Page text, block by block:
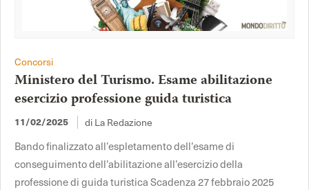
Concorsi
Ministero del Turismo. Esame abilitazione
esercizio professione guida turistica
11/02/2025 di La Redazione
Bando finalizzato all’espletamento dell’esame di
conseguimento dell’abilitazione all’esercizio della
professione di guida turistica Scadenza 27 febbraio 2025